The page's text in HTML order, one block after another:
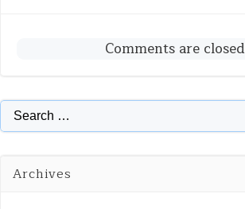
navigationComments are closed
Search
for:
Archives